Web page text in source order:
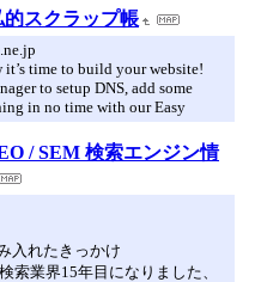
的スクラップ帳
time to build your website!
to setup DNS, add some
in no time with our Easy
/ SEM 検索エンジン情
入れたきっかけ
索業界15年目になりました、